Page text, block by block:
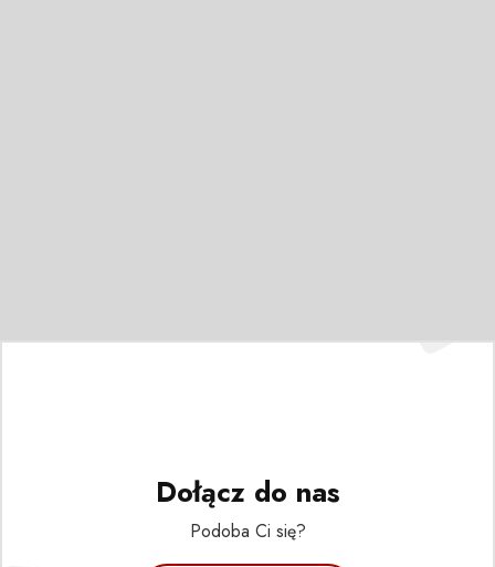
Dołącz do nas
Podoba Ci się?